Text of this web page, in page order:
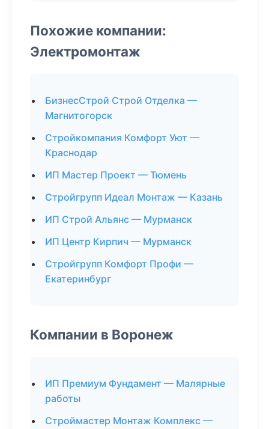
Похожие компании:
Электромонтаж
БизнесСтрой Строй Отделка —
Магнитогорск
Стройкомпания Комфорт Уют —
Краснодар
ИП Мастер Проект — Тюмень
Стройгрупп Идеал Монтаж — Казань
ИП Строй Альянс — Мурманск
ИП Центр Кирпич — Мурманск
Стройгрупп Комфорт Профи —
Екатеринбург
Компании в Воронеж
ИП Премиум Фундамент — Малярные
работы
Строймастер Монтаж Комплекс —